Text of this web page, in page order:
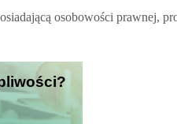
osobowości prawnej,